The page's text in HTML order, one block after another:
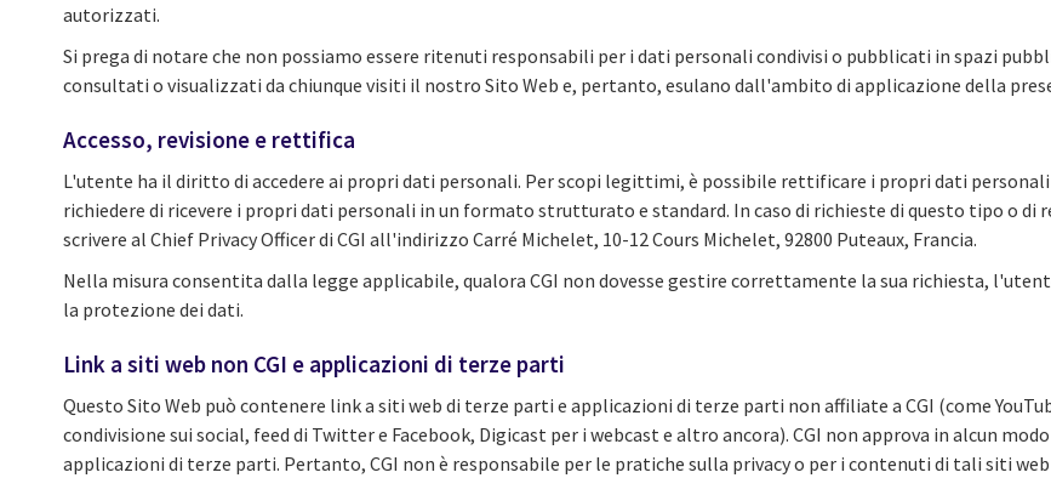
autorizzati.
Si prega di notare che non possiamo essere ritenuti responsabili per i dati personali condivisi o pubblicati in spazi
consultati o visualizzati da chiunque visiti il nostro Sito Web e, pertanto, esulano dall'ambito di applicazione della
Accesso, revisione e rettifica
L'utente ha il diritto di accedere ai propri dati personali. Per scopi legittimi, è possibile rettificare i propri dati
richiedere di ricevere i propri dati personali in un formato strutturato e standard. In caso di richieste di questo tipo o di
scrivere al Chief Privacy Officer di CGI all'indirizzo Carré Michelet, 10-12 Cours Michelet, 92800 Puteaux, Francia.
Nella misura consentita dalla legge applicabile, qualora CGI non dovesse gestire correttamente la sua richiesta,
la protezione dei dati.
Link a siti web non CGI e applicazioni di terze parti
Questo Sito Web può contenere link a siti web di terze parti e applicazioni di terze parti non affiliate a CGI (come
condivisione sui social, feed di Twitter e Facebook, Digicast per i webcast e altro ancora). CGI non approva in alcun
applicazioni di terze parti. Pertanto, CGI non è responsabile per le pratiche sulla privacy o per i contenuti di tali siti